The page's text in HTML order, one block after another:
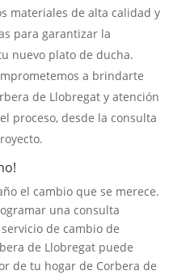
materiales de alta calidad y
para garantizar la
nuevo plato de ducha.
a brindarte
de Llobregat y atención
proceso, desde la consulta
el cambio que se merece.
una consulta
de cambio de
de Llobregat puede
de tu hogar de Corbera de